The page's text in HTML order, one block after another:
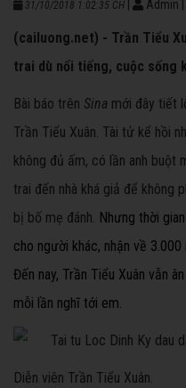
31/10/2018 1:02:35 CH Admin
(cailuong.net) - Trần Tiểu
trai dù nổi tiếng, cuộc sống
Bài báo trên Sina mới đây tiết
Trần Tiểu Xuân. Tài tử kể hồi
không đủ ấm, có lần anh buột
trai đến nhà khá giả để không
bị bố mẹ đánh. Nhưng thời
cho người khác, nhận về
Đến nay, Trần Tiểu Xuân vẫn
mỗi lần nghĩ tới em.
Diễn viên Trần Tiểu Xuân.